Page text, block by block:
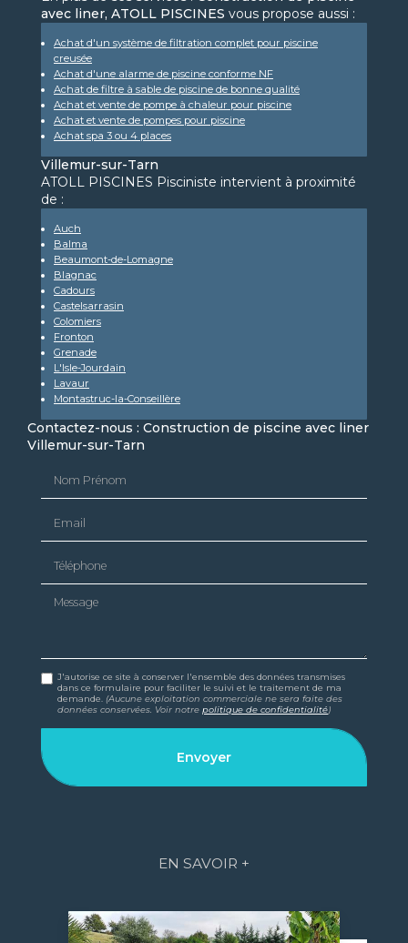
avec liner, ATOLL PISCINES vous propose aussi :
Achat d'un système de filtration complet pour piscine
creusée
Achat d'une alarme de piscine conforme NF
Achat de filtre à sable de piscine de bonne qualité
Achat et vente de pompe à chaleur pour piscine
Achat et vente de pompes pour piscine
Achat spa 3 ou 4 places
Villemur-sur-Tarn
ATOLL PISCINES Pisciniste intervient à proximité
de :
Auch
Balma
Beaumont-de-Lomagne
Blagnac
Cadours
Castelsarrasin
Colomiers
Fronton
Grenade
L'Isle-Jourdain
Lavaur
Montastruc-la-Conseillère
Contactez-nous : Construction de piscine avec liner
Villemur-sur-Tarn
Message
J'autorise ce site à conserver l'ensemble des données transmises
dans ce formulaire pour faciliter le suivi et le traitement de ma
demande. (Aucune exploitation commerciale ne sera faite des
données conservées. Voir notrepolitique de confidentialité)
EN SAVOIR +